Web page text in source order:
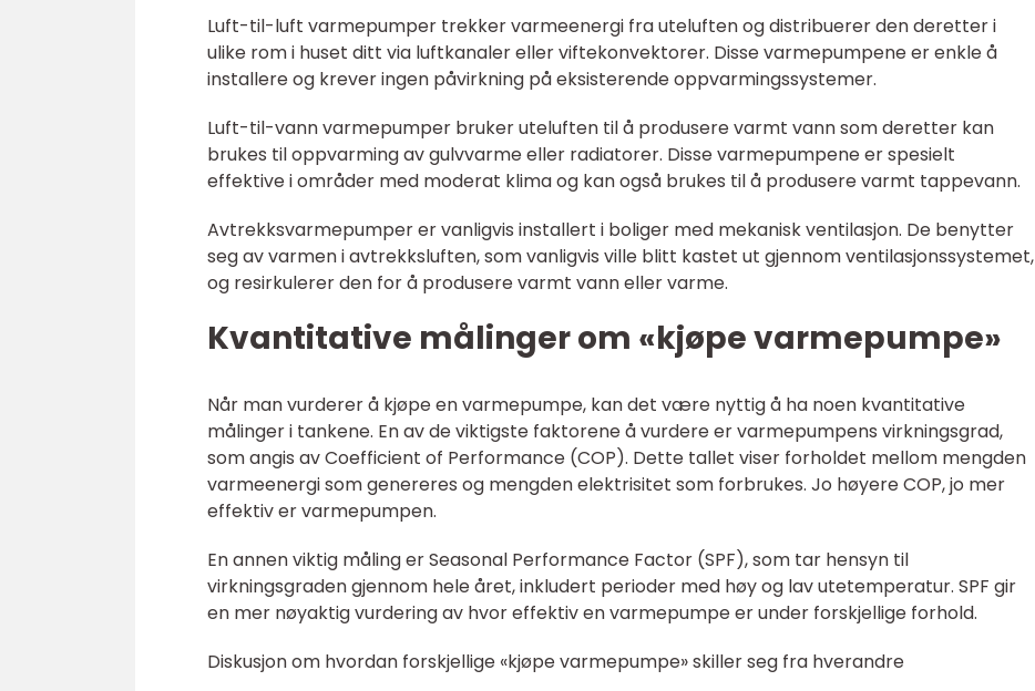
Luft-til-luft varmepumper trekker varmeenergi fra uteluften og distribuerer den deretter i
ulike rom i huset ditt via luftkanaler eller viftekonvektorer. Disse varmepumpene er enkle å
installere og krever ingen påvirkning på eksisterende oppvarmingssystemer.
Luft-til-vann varmepumper bruker uteluften til å produsere varmt vann som deretter kan
brukes til oppvarming av gulvvarme eller radiatorer. Disse varmepumpene er spesielt
effektive i områder med moderat klima og kan også brukes til å produsere varmt tappevann.
Avtrekksvarmepumper er vanligvis installert i boliger med mekanisk ventilasjon. De benytter
seg av varmen i avtrekksluften, som vanligvis ville blitt kastet ut gjennom ventilasjonssystemet,
og resirkulerer den for å produsere varmt vann eller varme.
Kvantitative målinger om «kjøpe varmepumpe»
Når man vurderer å kjøpe en varmepumpe, kan det være nyttig å ha noen kvantitative
målinger i tankene. En av de viktigste faktorene å vurdere er varmepumpens virkningsgrad,
som angis av Coefficient of Performance (COP). Dette tallet viser forholdet mellom mengden
varmeenergi som genereres og mengden elektrisitet som forbrukes. Jo høyere COP, jo mer
effektiv er varmepumpen.
En annen viktig måling er Seasonal Performance Factor (SPF), som tar hensyn til
virkningsgraden gjennom hele året, inkludert perioder med høy og lav utetemperatur. SPF gir
en mer nøyaktig vurdering av hvor effektiv en varmepumpe er under forskjellige forhold.
Diskusjon om hvordan forskjellige «kjøpe varmepumpe» skiller seg fra hverandre